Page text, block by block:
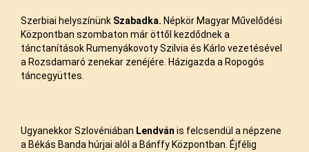
Szerbiai helyszínünk Szabadka. Népkör Magyar Művelődési
Központban szombaton már öttől kezdődnek a
tánctanítások Rumenyákovoty Szilvia és Kárlo vezetésével
a Rozsdamaró zenekar zenéjére. Házigazda a Ropogós
táncegyüttes.
Ugyanekkor Szlovéniában Lendván is felcsendül a népzene
a Békás Banda húrjai alól a Bánffy Központban. Éjfélig